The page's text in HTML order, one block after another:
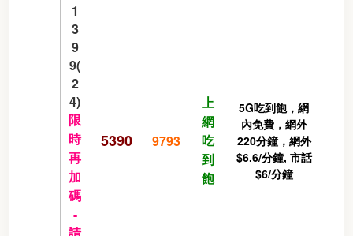
1
3
9
9(
2
4)
限
時
再
加
碼
-
5390 9793
上
網
吃
到
飽
5G吃到飽，網
內免費，網外
220分鐘，網外
$6.6/分鐘, 市話
$6/分鐘